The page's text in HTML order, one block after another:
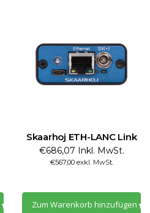
Skaarhoj ETH-LANC Link
€686,07 Inkl. MwSt.
€567,00 exkl. MwSt.
Zum Warenkorb hinzufügen